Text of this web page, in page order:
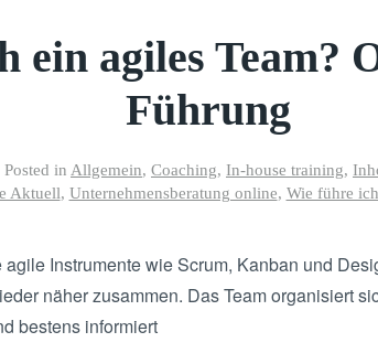
ein agiles Team?
Führung
Posted in Allgemein, Coaching, In-house training,
Aktuell, Unternehmensberatung online, Wie führe
Instrumente wie Scrum, Kanban und
näher zusammen. Das Team organisiert
bestens informiert